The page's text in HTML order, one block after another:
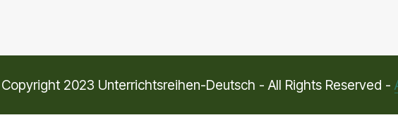
2023 Unterrichtsreihen-Deutsch - All Rights Reserved -